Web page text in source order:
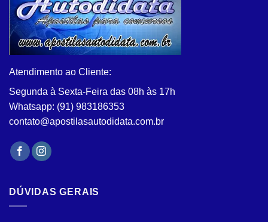
As
opções
podem
ser
do
Atendimento ao Cliente:
Segunda à Sexta-Feira das 08h às 17h
Whatsapp: (91) 983186353
contato@apostilasautodidata.com.br
DÚVIDAS GERAIS